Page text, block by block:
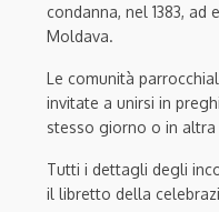
condanna, nel 1383,
Moldava.
Le comunità
invitate a unirsi in
stesso giorno o in altra
Tutti i dettagli degli
il libretto della